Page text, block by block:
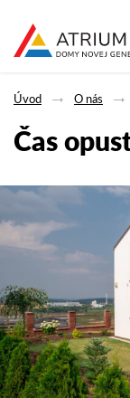
Úvod O nás
Čas